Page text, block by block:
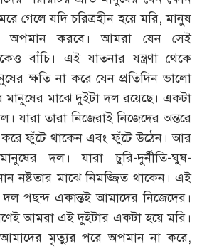
গেলে যদি চরিত্রহীন হয়ে মরি, মানুষ
অপমান করবে। আমরা যেন সেই
বাঁচি। এই যাতনার যন্ত্রণা থেকে
ক্ষতি না করে যেন প্রতিদিন ভালো
মাঝে দুইটা দল রয়েছে। একটা
যারা তারা নিজেরাই নিজেদের অন্তরে
করে ফুঁটে থাকেন এবং ফুঁটে উঠেন। আর
দল। যারা চুরি-দুর্নীতি-ঘুষ-
নষ্টতার মাঝে নিমজ্জিত থাকেন। এই
পছন্দ একান্তই আমাদের নিজেদের।
আমরা এই দুইটার একটা হয়ে মরি।
মৃত্যুর পরে অপমান না করে,